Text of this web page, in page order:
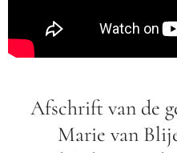
Afschrift van de
Marie van